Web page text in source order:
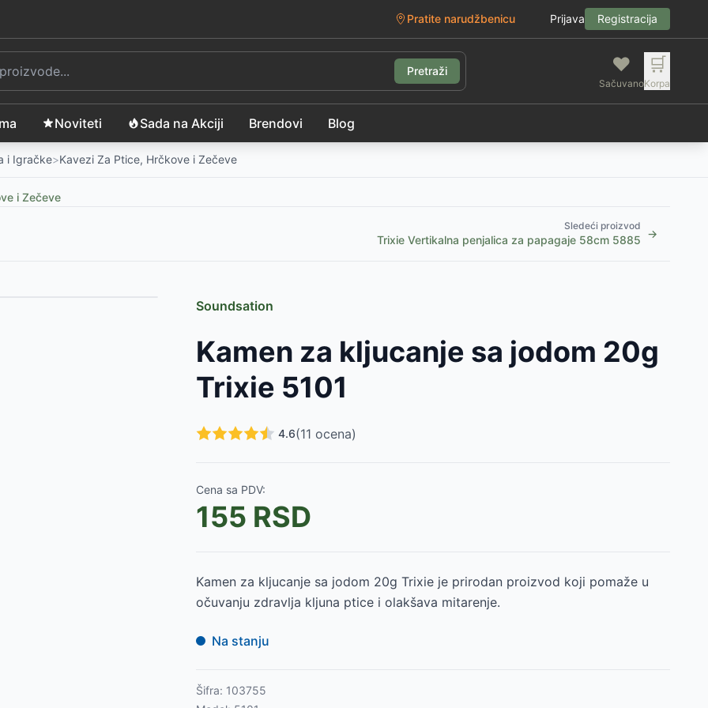
Pratite narudžbenicu Prijava Registracija
Pretraži ❤️
Sačuvano
🛒
Korpa
Noviteti Sada na Akciji Brendovi Blog
i Igračke>Kavezi Za Ptice, Hrčkove i Zečeve
i Zečeve
Sledeći proizvod
Trixie Vertikalna penjalica za papagaje 58cm 5885 →
Soundsation
Kamen za kljucanje sa jodom 20g
Trixie 5101
4.6(11 ocena)
Cena sa PDV:
155 RSD
Kamen za kljucanje sa jodom 20g Trixie je prirodan proizvod koji pomaže u
očuvanju zdravlja kljuna ptice i olakšava mitarenje.
Na stanju
Šifra: 103755